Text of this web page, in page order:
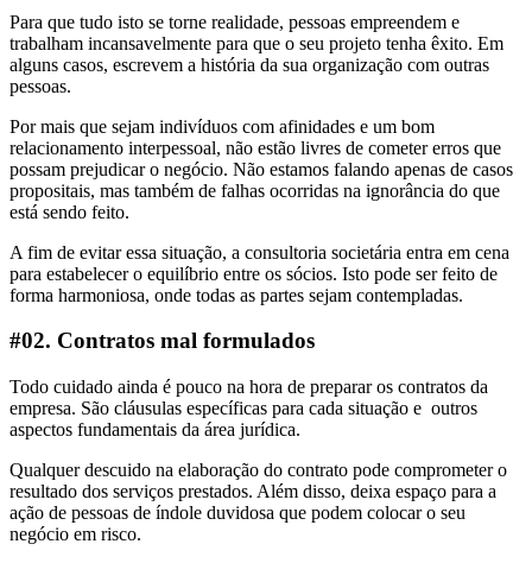
Para que tudo isto se torne realidade, pessoas empreendem e
trabalham incansavelmente para que o seu projeto tenha êxito. Em
alguns casos, escrevem a história da sua organização com outras
pessoas.
Por mais que sejam indivíduos com afinidades e um bom
relacionamento interpessoal, não estão livres de cometer erros que
possam prejudicar o negócio. Não estamos falando apenas de casos
propositais, mas também de falhas ocorridas na ignorância do que
está sendo feito.
A fim de evitar essa situação, a consultoria societária entra em cena
para estabelecer o equilíbrio entre os sócios. Isto pode ser feito de
forma harmoniosa, onde todas as partes sejam contempladas.
#02. Contratos mal formulados
Todo cuidado ainda é pouco na hora de preparar os contratos da
empresa. São cláusulas específicas para cada situação e outros
aspectos fundamentais da área jurídica.
Qualquer descuido na elaboração do contrato pode comprometer o
resultado dos serviços prestados. Além disso, deixa espaço para a
ação de pessoas de índole duvidosa que podem colocar o seu
negócio em risco.